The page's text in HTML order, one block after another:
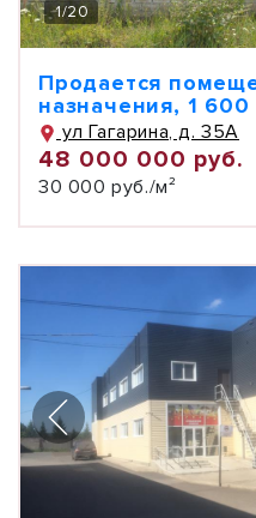
1/20
Продается
назначения, 1 600
ул Гагарина, д. 35А
48 000 000 руб.
30 000 руб./м²